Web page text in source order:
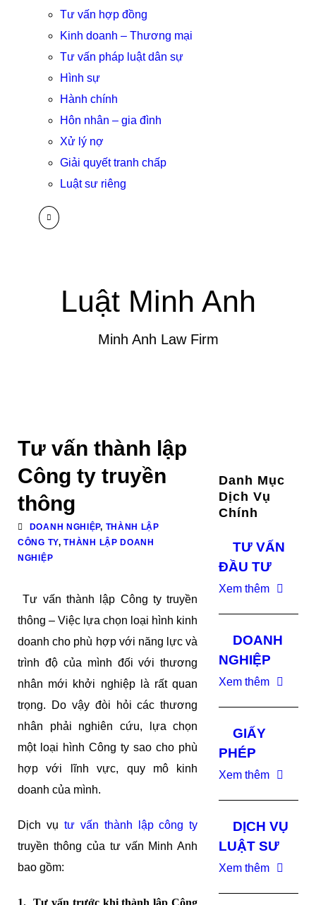
Tư vấn hợp đồng
Kinh doanh – Thương mại
Tư vấn pháp luật dân sự
Hình sự
Hành chính
Hôn nhân – gia đình
Xử lý nợ
Giải quyết tranh chấp
Luật sư riêng
Luật Minh Anh
Minh Anh Law Firm
Tư vấn thành lập
Công ty truyền
thông
DOANH NGHIỆP, THÀNH LẬP
CÔNG TY, THÀNH LẬP DOANH
NGHIỆP
Tư vấn thành lập Công ty truyền
thông – Việc lựa chọn loại hình kinh
doanh cho phù hợp với năng lực và
trình độ của mình đối với thương
nhân mới khởi nghiệp là rất quan
trọng. Do vậy đòi hỏi các thương
nhân phải nghiên cứu, lựa chọn
một loại hình Công ty sao cho phù
hợp với lĩnh vực, quy mô kinh
doanh của mình.
Dịch vụ tư vấn thành lập công ty
truyền thông của tư vấn Minh Anh
bao gồm:
1. Tư vấn trước khi thành lập Công
Danh Mục
Dịch Vụ
Chính
TƯ VẤN
ĐẦU TƯ
Xem thêm
DOANH
NGHIỆP
Xem thêm
GIẤY
PHÉP
Xem thêm
DỊCH VỤ
LUẬT SƯ
Xem thêm